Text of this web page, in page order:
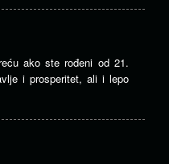
ako ste rođeni od 21.
i prosperitet, ali i lepo